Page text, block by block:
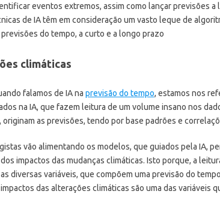
eventos extremos, assim como lançar previsões a
de IA têm em consideração um vasto leque de
previsões do tempo, a curto e a longo prazo
climáticas
falamos de IA na previsão do tempo, estamos nos
na IA, que fazem leitura de um volume insano nos
originam as previsões, tendo por base padrões e
vão alimentando os modelos, que guiados pela IA,
impactos das mudanças climáticas. Isto porque, a
diversas variáveis, que compõem uma previsão do
das alterações climáticas são uma das variáveis